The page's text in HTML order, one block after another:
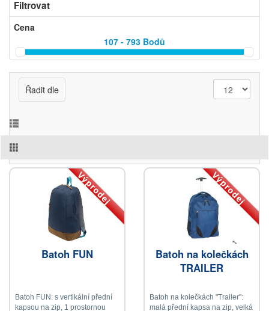
Filtrovat
Cena
107 - 793 Bodů
Řadit dle
Výprodej
Batoh FUN
Batoh FUN: s vertikální přední
kapsou na zip, 1 prostornou
Výprodej
Batoh na kolečkách
TRAILER
Batoh na kolečkách "Trailer":
malá přední kapsa na zip, velká